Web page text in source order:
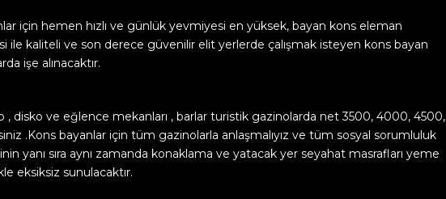
için hemen hızlı ve günlük yevmiyesi en yüksek, bayan kons eleman
ile kaliteli ve son derece güvenilir elit yerlerde çalışmak isteyen kons bayan
işe alınacaktır.
, disko ve eğlence mekanları , barlar turistik gazinolarda net 3500, 4000, 4500,
.Kons bayanlar için tüm gazinolarla anlaşmalıyız ve tüm sosyal sorumluluk
yanı sıra aynı zamanda konaklama ve yatacak yer seyahat masrafları yeme
eksiksiz sunulacaktır.